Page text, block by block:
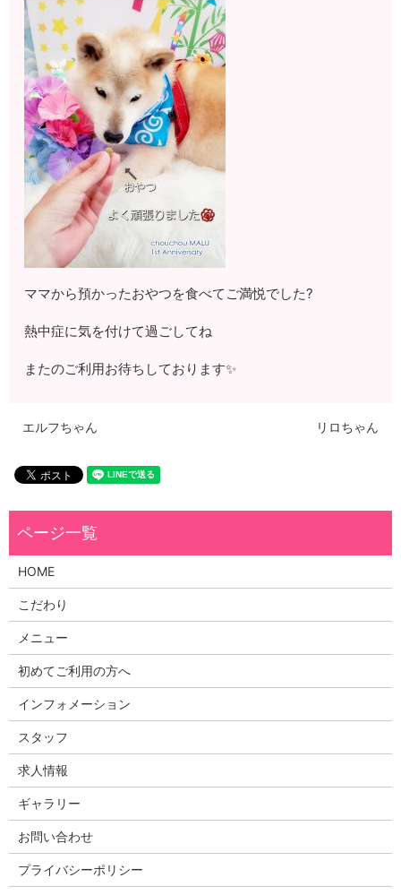
ママから預かったおやつを食べてご満悦でした?
熱中症に気を付けて過ごしてね
またのご利用お待ちしております✨
エルフちゃん リロちゃん
HOME
こだわり
メニュー
初めてご利用の方へ
インフォメーション
スタッフ
求人情報
ギャラリー
お問い合わせ
プライバシーポリシー